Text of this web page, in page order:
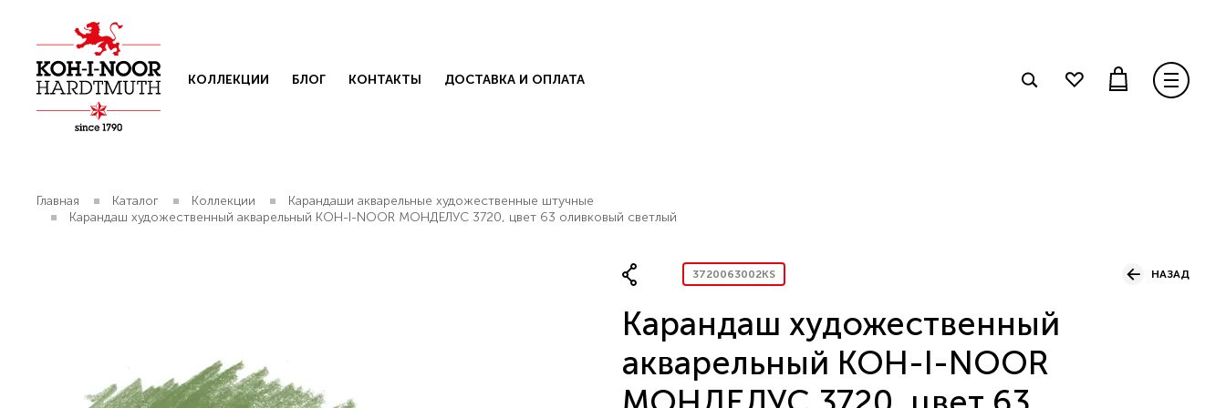
КОЛЛЕКЦИИ БЛОГ КОНТАКТЫ ДОСТАВКА И ОПЛАТА
БЛОГ
КОНТАКТЫ
Главная Каталог Коллекции
Карандаши акварельные художественные штучные
Карандаш художественный акварельный KOH-I-NOOR МОНДЕЛУС 3720, цвет 63 оливковый светлый
3720063002KS НАЗАД
Карандаш художественный
акварельный KOH-I-NOOR